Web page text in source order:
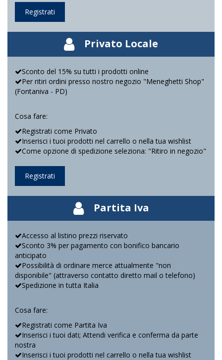
Registrati
Privato Locale
Sconto del 15% su tutti i prodotti online
Per ritiri ordini presso nostro negozio "Meneghetti Shop"
(Fontaniva - PD)
Cosa fare:
Registrati come Privato
Inserisci i tuoi prodotti nel carrello o nella tua wishlist
Come opzione di spedizione seleziona: "Ritiro in negozio"
Registrati
Partita Iva
Accesso al listino prezzi riservato
Sconto 3% per pagamento con bonifico bancario
anticipato
Possibilità di ordinare merce attualmente "non
disponibile" (attraverso contatto diretto mail o telefono)
Spedizione in tutta Italia
Cosa fare:
Registrati come Partita Iva
Inserisci i tuoi dati; Attendi verifica e conferma da parte
nostra
Inserisci i tuoi prodotti nel carrello o nella tua wishlist